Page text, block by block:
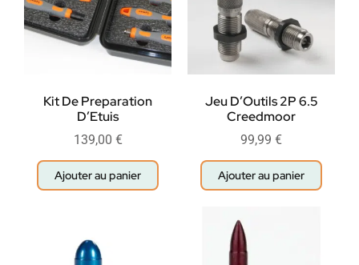
Kit De Preparation
D’Etuis
139,00 €
Ajouter au panier
Jeu D’Outils 2P 6.5
Creedmoor
99,99 €
Ajouter au panier